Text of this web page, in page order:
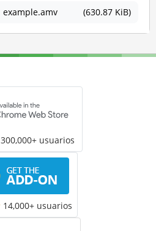
example.amv (630.87 KiB)
300,000+ usuarios
14,000+ usuarios